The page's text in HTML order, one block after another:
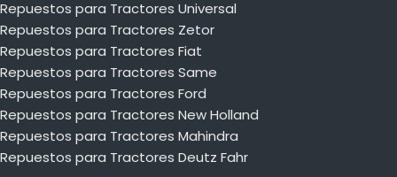
Repuestos para Tractores Universal
Repuestos para Tractores Zetor
Repuestos para Tractores Fiat
Repuestos para Tractores Same
Repuestos para Tractores Ford
Repuestos para Tractores New Holland
Repuestos para Tractores Mahindra
Repuestos para Tractores Deutz Fahr